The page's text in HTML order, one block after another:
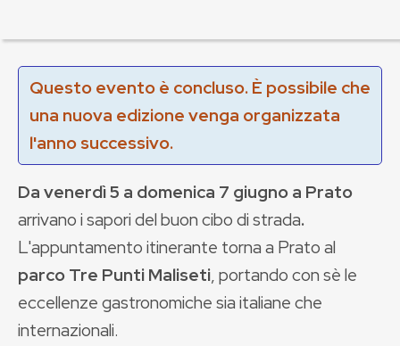
Questo evento è concluso. È possibile che
una nuova edizione venga organizzata
l'anno successivo.
Da venerdì 5 a domenica 7 giugno a Prato
arrivanoi sapori del buon cibo di strada.
L'appuntamento itinerante torna a Prato al
parco Tre Punti Maliseti, portando con sè le
eccellenze gastronomiche sia italiane che
internazionali.